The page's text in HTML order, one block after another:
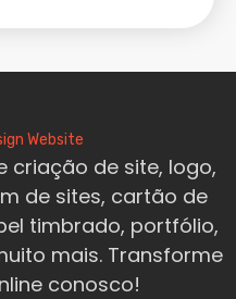
criação de site, logo,
de sites, cartão de
timbrado, portfólio,
mais. Transforme
conosco!